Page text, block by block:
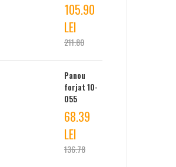
105.90
LEI
211.80
Panou
forjat 10-
055
68.39
LEI
136.78